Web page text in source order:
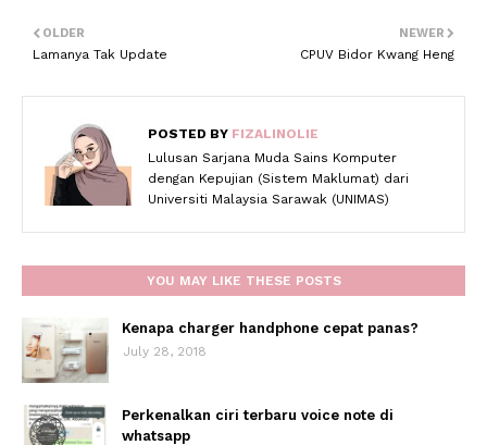
NEWER
CPUV Bidor Kwang Heng
OLDER
Lamanya Tak Update
POSTED BY FIZALINOLIE
Lulusan Sarjana Muda Sains Komputer
dengan Kepujian (Sistem Maklumat) dari
Universiti Malaysia Sarawak (UNIMAS)
YOU MAY LIKE THESE POSTS
Kenapa charger handphone cepat panas?
July 28, 2018
Perkenalkan ciri terbaru voice note di
whatsapp